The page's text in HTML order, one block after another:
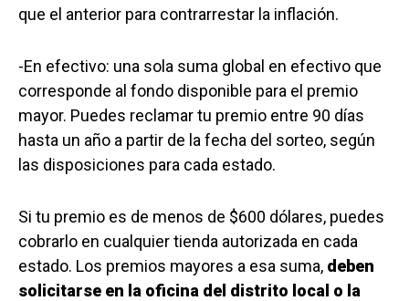
que el anterior para contrarrestar la inflación.
-En efectivo: una sola suma global en efectivo que
corresponde al fondo disponible para el premio
mayor. Puedes reclamar tu premio entre 90 días
hasta un año a partir de la fecha del sorteo, según
las disposiciones para cada estado.
Si tu premio es de menos de $600 dólares, puedes
cobrarlo en cualquier tienda autorizada en cada
estado. Los premios mayores a esa suma, deben
solicitarse en la oficina del distrito local o la